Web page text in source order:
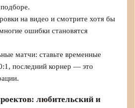
на видео и смотрите хотя бы
ошибки становятся
матчи: ставьте временные
последний корнер — это
любительский и